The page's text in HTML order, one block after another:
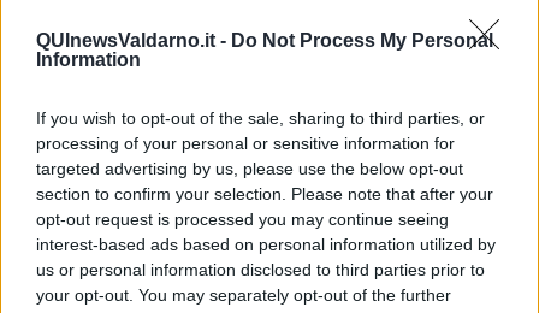
QUInewsValdarno.it - Do Not Process My Personal
Information
If you wish to opt-out of the sale, sharing to third parties, or
processing of your personal or sensitive information for
targeted advertising by us, please use the below opt-out
section to confirm your selection. Please note that after your
opt-out request is processed you may continue seeing
interest-based ads based on personal information utilized by
us or personal information disclosed to third parties prior to
your opt-out. You may separately opt-out of the further
Erdogan continua a sfidare l'Occidente
Libano, collasso economico e guerra civile
L'AUKUS e il Quad
Biden, primo presidente USA non in guerra
Papa Bergoglio vedrà Viktor Orbán
Bennet, un giorno in attesa di Biden
Il ritorno dei talebani
​La lenta agonia del Libano
Sudafrica, è allarme alimentare
Usa di nuovo al centro della geopolitica internazionale
L’appuntamento di Israele con il cambiamento